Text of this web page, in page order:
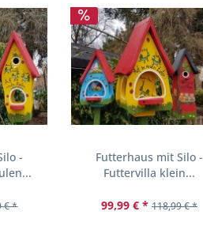
-
€ *
Futterhaus mit Silo -
Futtervilla klein...
99,99 € * 118,99 € *